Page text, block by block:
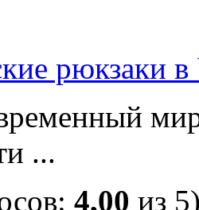
рюкзаки
...
4,00 из